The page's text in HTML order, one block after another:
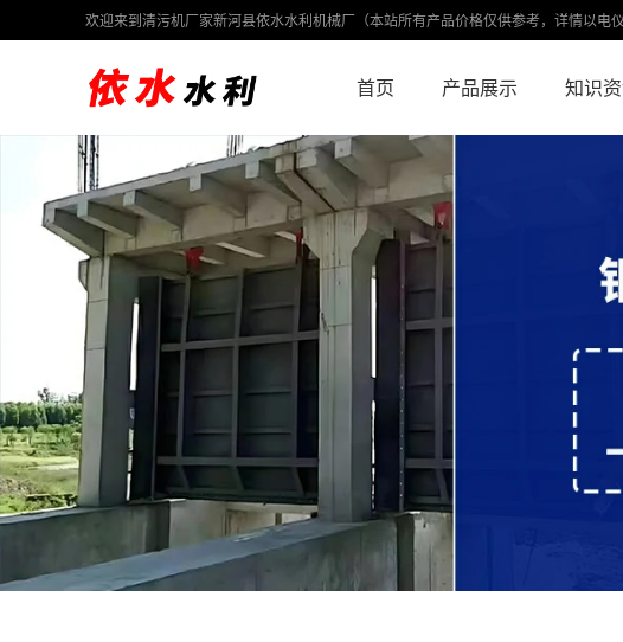
欢迎来到清污机厂家新河县依水水利机械厂（本站所有产品价格仅供参考，详情以电仪
首页 产品展示 知识